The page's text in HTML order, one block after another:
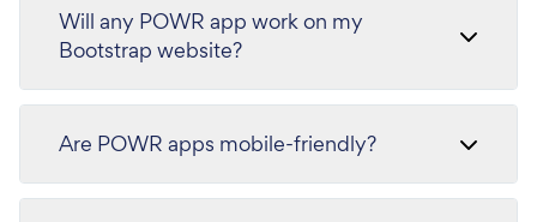
Will any POWR app work on my
Bootstrap website?
Are POWR apps mobile-friendly?